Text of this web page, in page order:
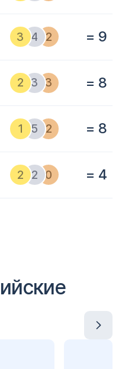
3 4 2 = 9
2 3 3 = 8
1 5 2 = 8
2 2 0 = 4